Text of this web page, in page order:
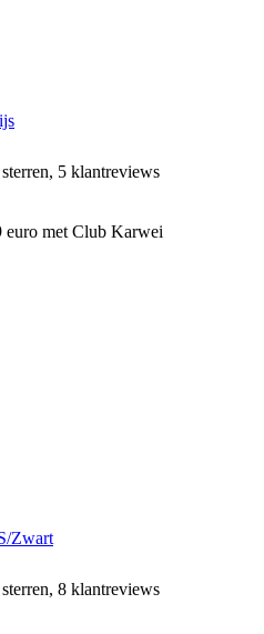
5 klantreviews
euro met Club Karwei
Zwart
8 klantreviews